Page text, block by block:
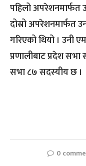
पहिलो अपरेशनमार्फत
दोस्रो अपरेशनमार्फत
गरिएको थियो । उनी
प्रणालीबाट प्रदेश
सभा ८७ सदस्यीय छ ।
0